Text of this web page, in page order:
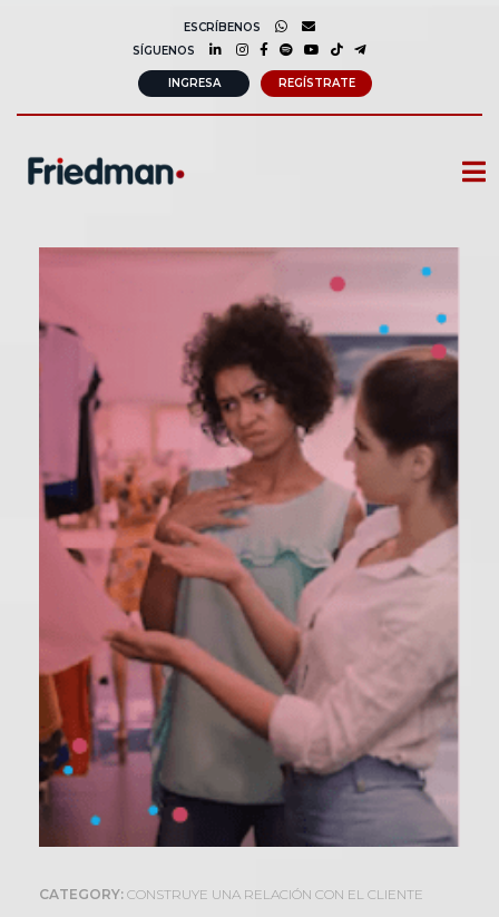
ESCRÍBENOS
SÍGUENOS
INGRESA REGÍSTRATE
CONSULTORÍA CORPORATIVA
COMUNIDAD FRIEDMAN
SOBRE NOSOTROS
CONTACTO
CATEGORY: CONSTRUYE UNA RELACIÓN CON EL CLIENTE